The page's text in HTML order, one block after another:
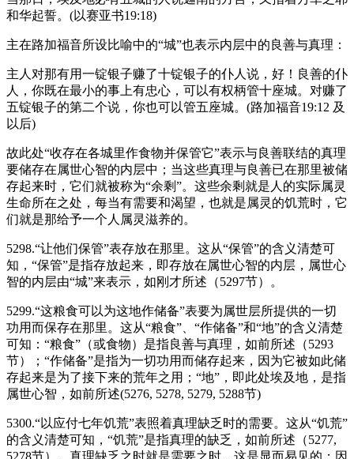
和华起誓。(以赛亚书19:18)
主在路加福音所设比喻中的“城”也表示内层中的良善与真理：
主人对那有用一锭银子赚了十锭银子的仆人说，好！良善的仆
人，你既在最小的事上有忠心，可以有权柄管十座城。对赚了
五锭银子的第二个说，你也可以管五座城。(路加福音19:12 及
以后)
故此处“收存在各城里作食物并保管它”表示与良善联结的真理
要储存在属世心智的内层中；当这些真理与良善已在那里被储
存起来时，它们就被称为“余剩”。这些余剩就是人的实际属灵
生命所在之处，每当有需要和渴望，也就是属灵的饥荒时，它
们就是那给予一个人属灵滋养的。
5298.“让他们保管”表存放在那里。这从“保管”的含义清楚可
知，“保管”是指存放起来，即存放在属世心智的内层，属世心
智的内层由“城”来表示，如刚才所述（5297节）。
5299.“这粮食可以为这地作储备”表要为属世层所提供的一切
功用而保存在那里。这从“粮食”、“作储备”和“地”的含义清楚
可知：“粮食”（或食物）是指良善与真理，如前所述（5293
节）；“作储备”是指为一切功用而储存起来，因为它被如此储
存起来是为了接下来的荒年之用；“地”，即此处埃及地，是指
属世心智，如前所述(5276, 5278, 5279, 5288节)
5300.“以应付七年饥荒”表照着真理缺乏时的需要。这从“饥荒”
的含义清楚可知，“饥荒”是指真理的缺乏，如前所述（5277,
5278节）。真理缺乏之时就是需要之时，这是显而易见的；因